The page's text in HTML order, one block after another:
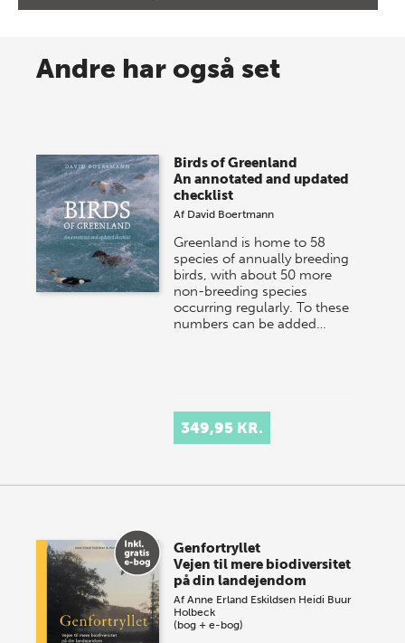
Spar op til 70% til sommer-
onsdag den 10. j…
Andre har også set
Birds of Greenland
An annotated and updated
checklist
Af David Boertmann
Greenland is home to 58
species of annually breeding
birds, with about 50 more
non-breeding species
occurring regularly. To these
numbers can be added…
349,95 KR.
Genfortryllet
Vejen til mere biodiversitet
på din landejendom
AfAnne Erland Eskildsen Heidi Buur
Holbeck
(bog + e-bog)